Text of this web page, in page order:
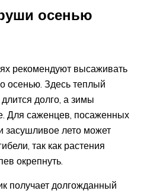
осенью
рекомендуют высаживать
осенью. Здесь теплый
долго, а зимы
Для саженцев, посаженных
засушливое лето может
так как растения
окрепнуть.
получает долгожданный